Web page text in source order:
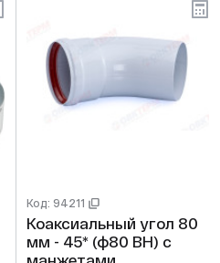
Код: 94211
Коаксиальный угол 80
мм - 45* (ф80 ВН) с